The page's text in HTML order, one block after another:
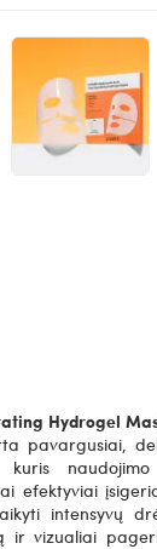
Hydrogel
pavargusiai,
kuris
efektyviai
intensyvų
vizualiai